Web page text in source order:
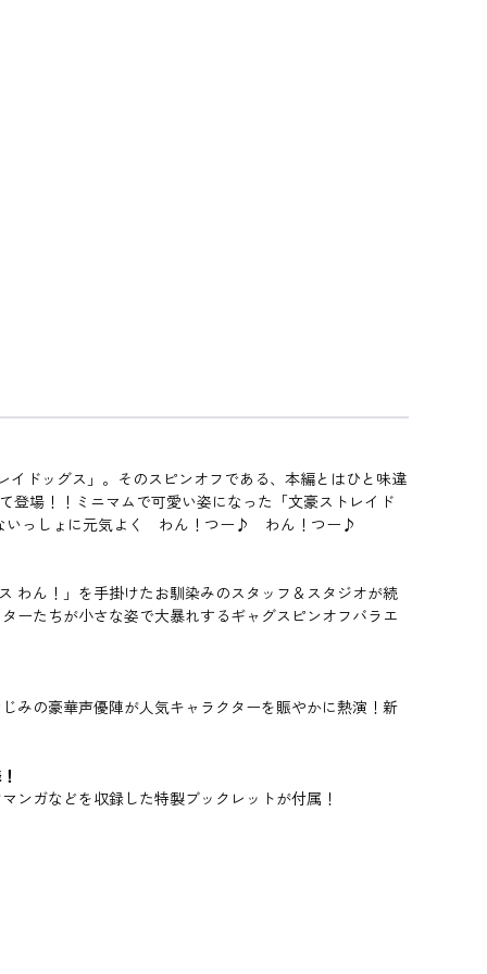
ドッグス」。そのスピンオフである、本編とはひと味違
登場！！ミニマムで可愛い姿になった「文豪ストレイド
ないっしょに元気よく わん！つー♪ わん！つー♪
わん！」を手掛けたお馴染みのスタッフ＆スタジオが続
ーたちが小さな姿で大暴れするギャグスピンオフバラエ
みの豪華声優陣が人気キャラクターを賑やかに熱演！新
ンガなどを収録した特製ブックレットが付属！